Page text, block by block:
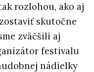
rozlohou, ako aj
skutočne
zväčšili aj
festivalu
nádielky